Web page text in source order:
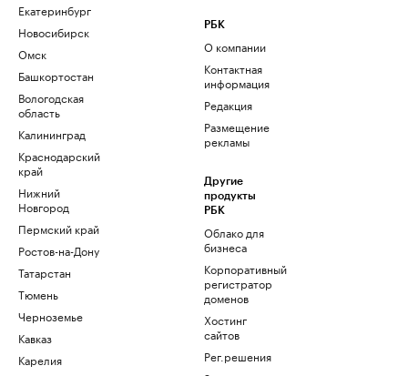
Екатеринбург
Новосибирск
Омск
Башкортостан
Вологодская
область
Калининград
Краснодарский
край
Нижний
Новгород
Пермский край
Ростов-на-Дону
Татарстан
Тюмень
Черноземье
Кавказ
Карелия
РБК
О компании
Контактная
информация
Редакция
Размещение
рекламы
Другие
продукты
РБК
Облако для
бизнеса
Корпоративный
регистратор
доменов
Хостинг
сайтов
Рег.решения